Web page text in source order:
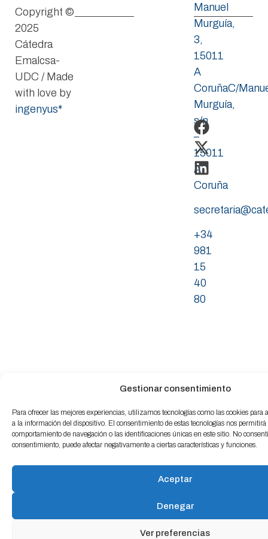
Gestionar consentimiento
Para ofrecer las mejores experiencias, utilizamos tecnologías como las cookies para
a la información del dispositivo. El consentimiento de estas tecnologías nos permitirá
comportamiento de navegación o las identificaciones únicas en este sitio. No
consentimiento, puede afectar negativamente a ciertas características y funciones.
Aceptar
Denegar
Ver preferencias
Manuel
Murguía,
3,
15011
A
CoruñaC/
Murguía,
s/n
–
15011
A
Coruña
+34
981
15
40
80
Copyright ©
2025
Cátedra
Emalcsa-
UDC / Made
with love by
ingenyus*